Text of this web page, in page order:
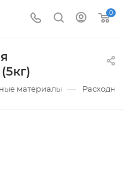
0
материалы —